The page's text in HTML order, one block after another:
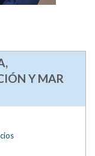
Y MAR